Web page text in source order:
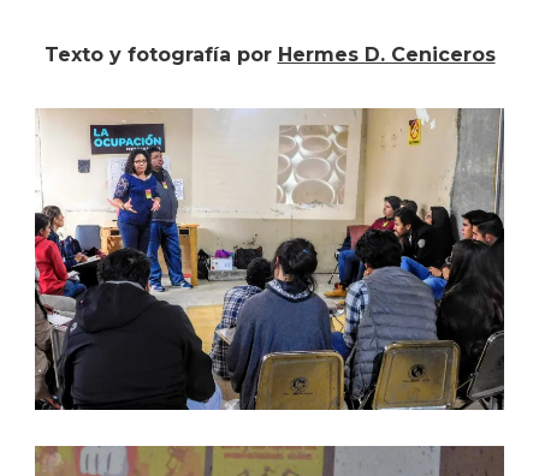
Texto y fotografía por Hermes D. Ceniceros